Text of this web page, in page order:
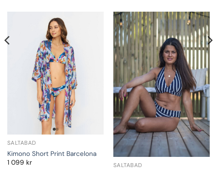
SALTABAD
Kimono Short Print Barcelona
1 099 kr SALTABAD